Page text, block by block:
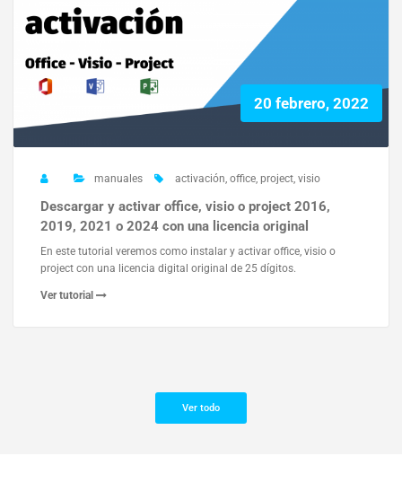
20 febrero, 2022
manuales activación, office, project, visio
Descargar y activar office, visio o project 2016,
2019, 2021 o 2024 con una licencia original
En este tutorial veremos como instalar y activar office, visio o
project con una licencia digital original de 25 dígitos.
Ver tutorial
Ver todo